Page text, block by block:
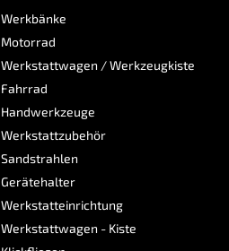
Werkbänke
Motorrad
Werkstattwagen / Werkzeugkiste
Fahrrad
Handwerkzeuge
Werkstattzubehör
Sandstrahlen
Gerätehalter
Werkstatteinrichtung
Werkstattwagen - Kiste